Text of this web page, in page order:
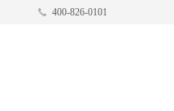
400-826-0101